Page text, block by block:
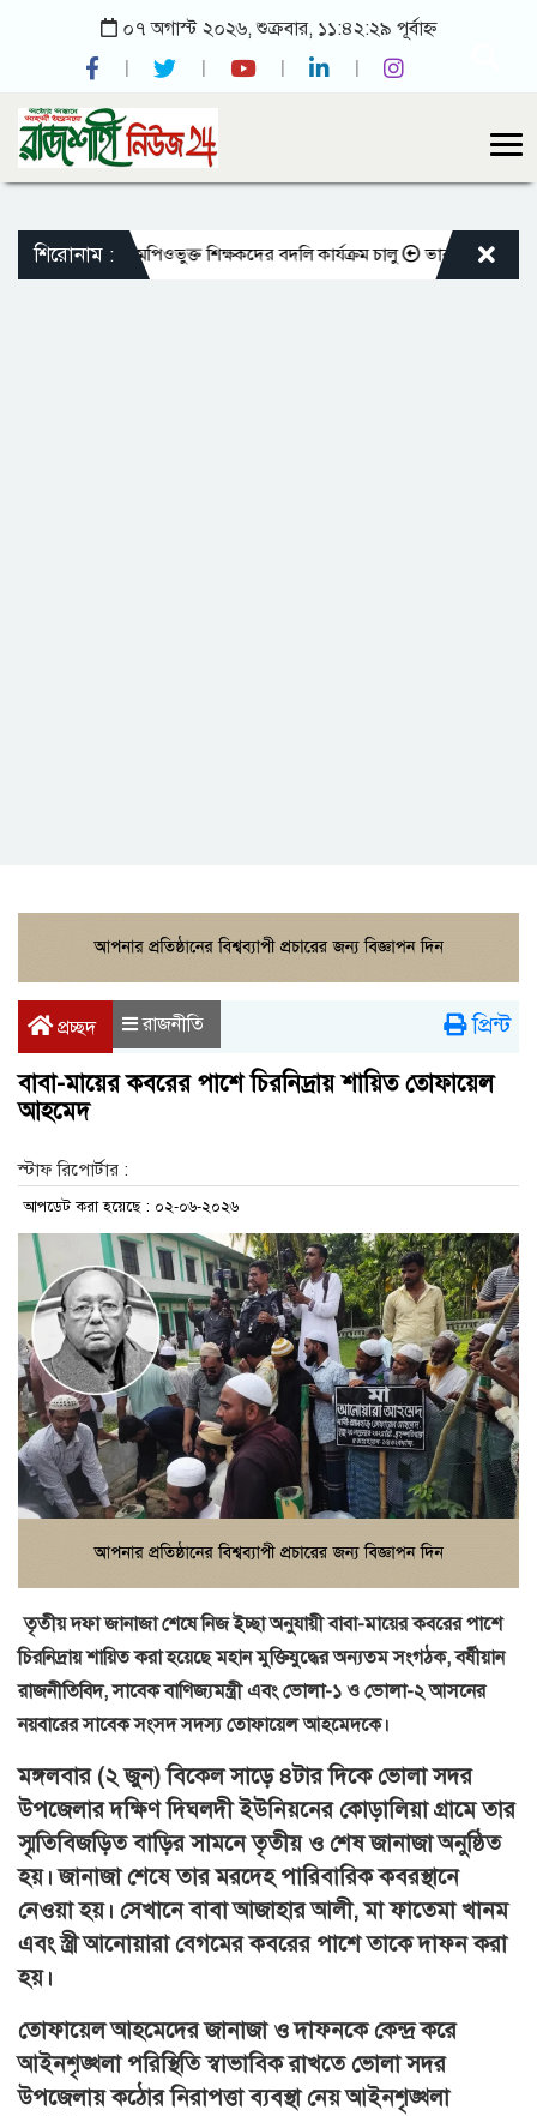
০৭ অগাস্ট ২০২৬, শুক্রবার, ১১:৪২:২৯ পূর্বাহ্ন
শিরোনাম :
মতো এমপিওভুক্ত শিক্ষকদের বদলি কার্যক্রম চালু ভারপ্রাপ্ত রাষ্ট্রপতিকে
প্রচ্ছদ রাজনীতি প্রিন্ট
বাবা-মায়ের কবরের পাশে চিরনিদ্রায় শায়িত তোফায়েল
আহমেদ
স্টাফ রিপোর্টার :
আপডেট করা হয়েছে : ০২-০৬-২০২৬
তৃতীয় দফা জানাজা শেষে নিজ ইচ্ছা অনুযায়ী বাবা-মায়ের কবরের পাশে
চিরনিদ্রায় শায়িত করা হয়েছে মহান মুক্তিযুদ্ধের অন্যতম সংগঠক, বর্ষীয়ান
রাজনীতিবিদ, সাবেক বাণিজ্যমন্ত্রী এবং ভোলা-১ ও ভোলা-২ আসনের
নয়বারের সাবেক সংসদ সদস্য তোফায়েল আহমেদকে।
মঙ্গলবার (২ জুন) বিকেল সাড়ে ৪টার দিকে ভোলা সদর
উপজেলার দক্ষিণ দিঘলদী ইউনিয়নের কোড়ালিয়া গ্রামে তার
স্মৃতিবিজড়িত বাড়ির সামনে তৃতীয় ও শেষ জানাজা অনুষ্ঠিত
হয়। জানাজা শেষে তার মরদেহ পারিবারিক কবরস্থানে
নেওয়া হয়। সেখানে বাবা আজাহার আলী, মা ফাতেমা খানম
এবং স্ত্রী আনোয়ারা বেগমের কবরের পাশে তাকে দাফন করা
হয়।
তোফায়েল আহমেদের জানাজা ও দাফনকে কেন্দ্র করে
আইনশৃঙ্খলা পরিস্থিতি স্বাভাবিক রাখতে ভোলা সদর
উপজেলায় কঠোর নিরাপত্তা ব্যবস্থা নেয় আইনশৃঙ্খলা